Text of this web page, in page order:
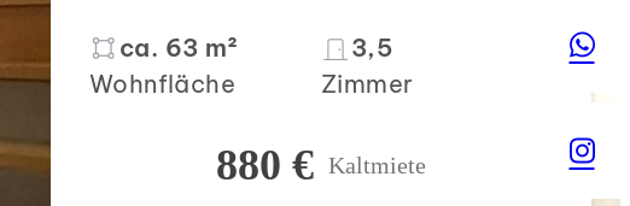
ca. 63 m²
Wohnfläche
3,5
Zimmer
880 € Kaltmiete